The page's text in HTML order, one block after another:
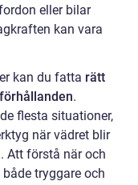
eller bilar
kan vara
kan du fatta rätt
.
flesta situationer,
när vädret blir
Att förstå när och
tryggare och